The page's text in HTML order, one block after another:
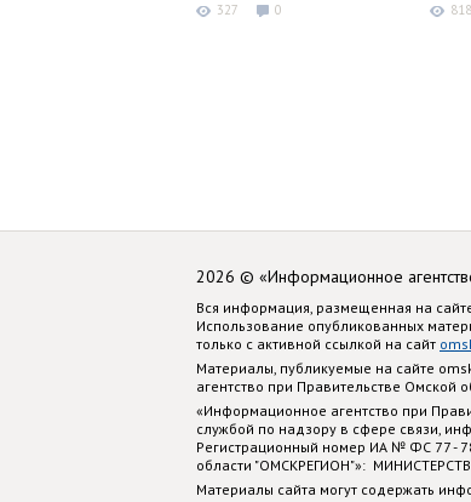
327 0 818
2026 © «Информационное
Вся информация, размещенная на
Использование опубликованных
только с активной ссылкой на сайт
Материалы, публикуемые на сайте
агентство при Правительстве Омской
«Информационное агентство при
службой по надзору в сфере связи,
Регистрационный номер ИА № ФС 77 -
области "ОМСКРЕГИОН"»:
Материалы сайта могут содержать